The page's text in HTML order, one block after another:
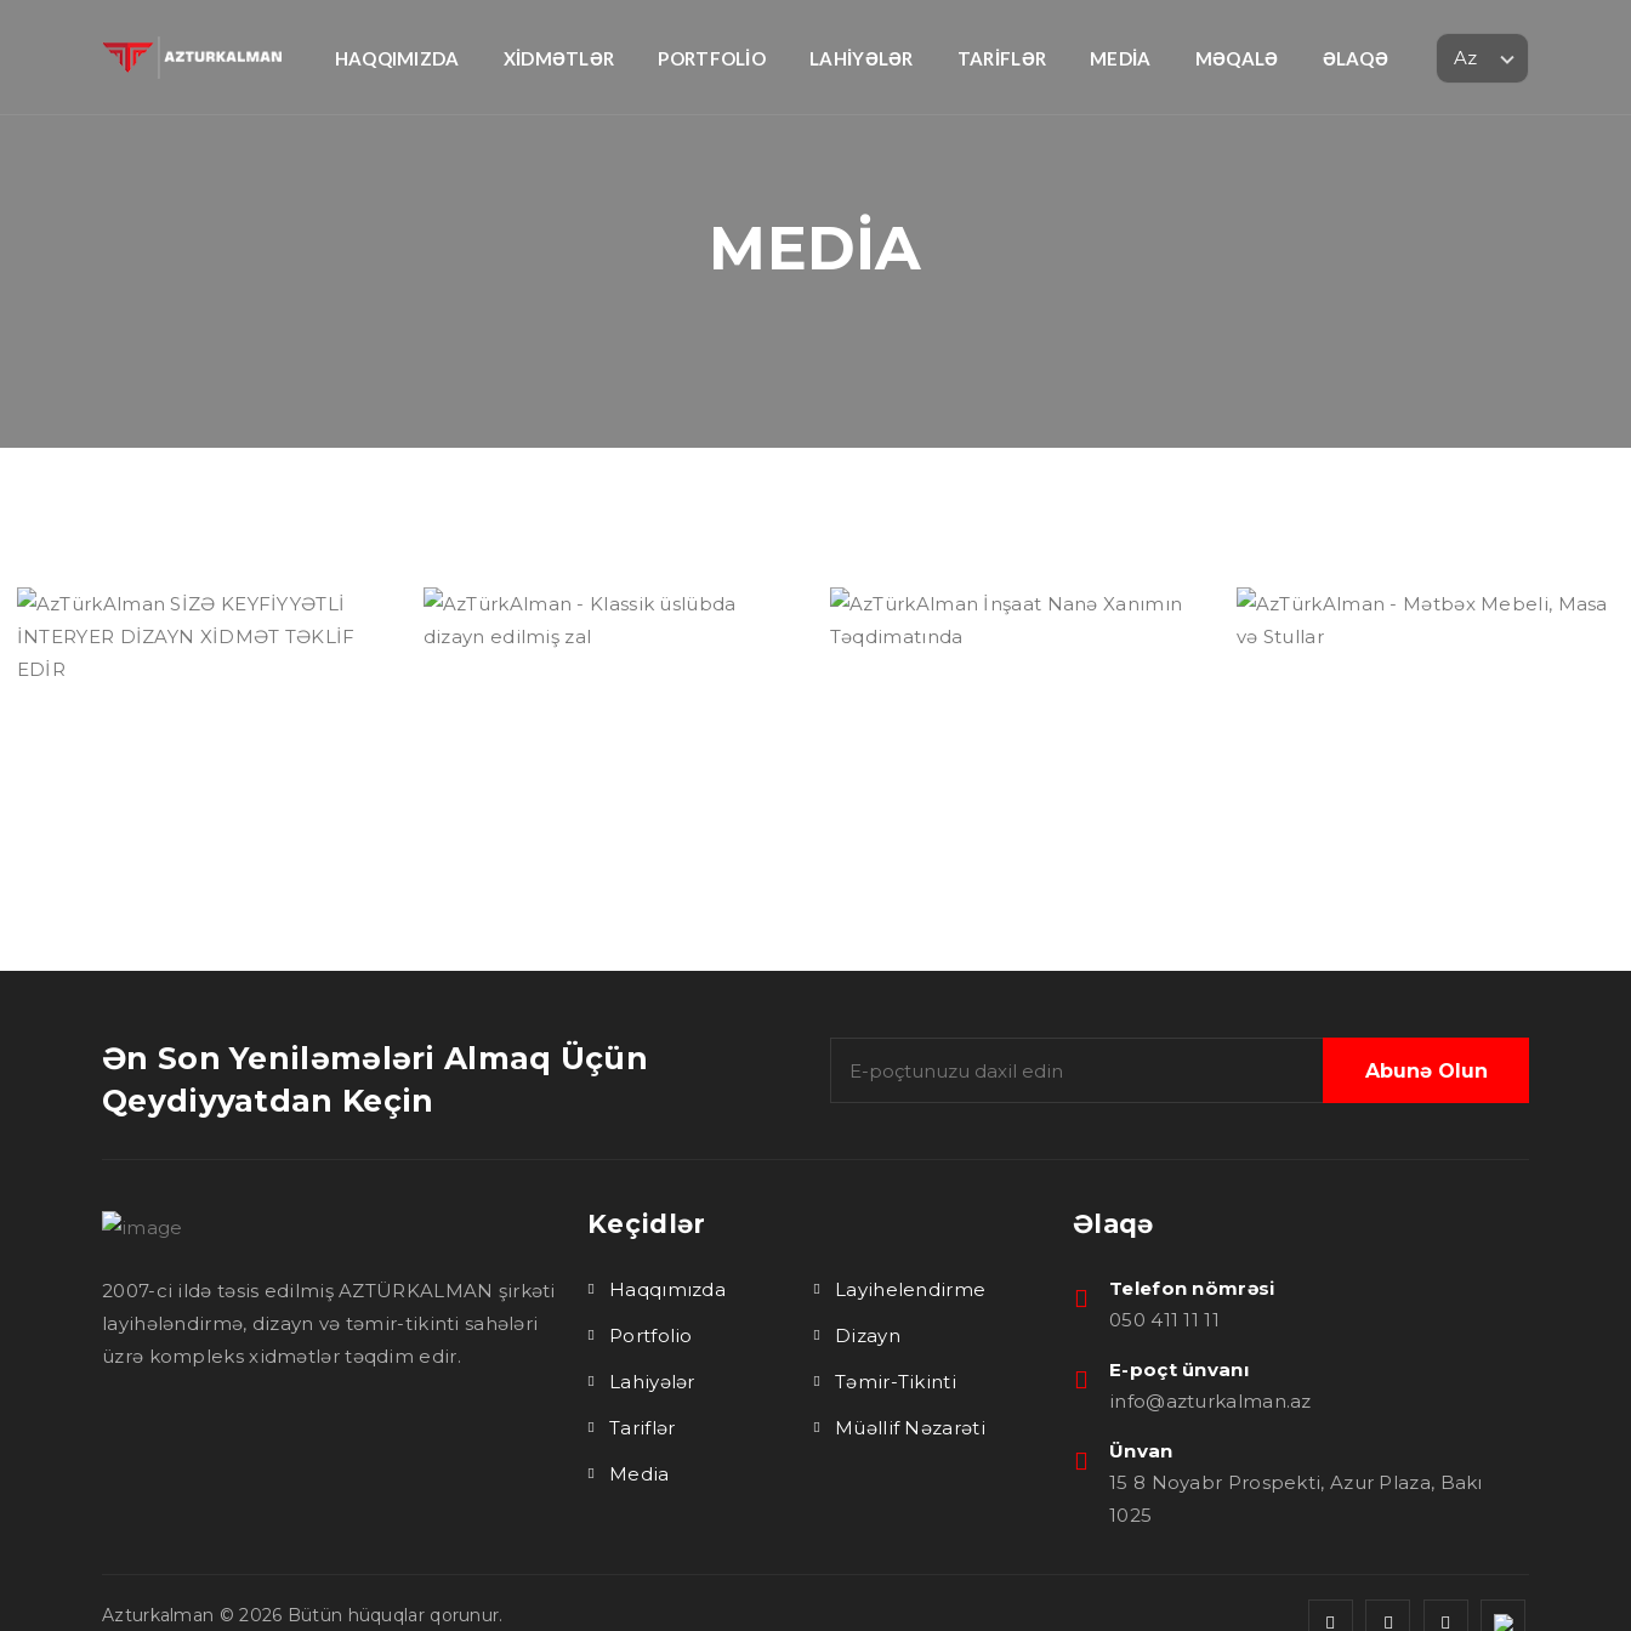
HAQQIMIZDA XİDMƏTLƏR PORTFOLİO LAHİYƏLƏR TARİFLƏR MEDİA MƏQALƏ ƏLAQƏ
MEDİA
Ən Son Yeniləmələri Almaq Üçün
Qeydiyyatdan Keçin
Abunə Olun
2007-ci ildə təsis edilmiş AZTÜRKALMAN şirkəti
layihələndirmə, dizayn və təmir-tikinti sahələri
üzrə kompleks xidmətlər təqdim edir.
Keçidlər
Haqqımızda
Layihelendirme
Portfolio
Dizayn
Lahiyələr
Təmir-Tikinti
Tariflər
Müəllif Nəzarəti
Media
Əlaqə
Telefon nömrəsi
050 411 11 11
E-poçt ünvanı
info@azturkalman.az
Ünvan
15 8 Noyabr Prospekti, Azur Plaza, Bakı
1025
Azturkalman © 2026 Bütün hüquqlar qorunur.